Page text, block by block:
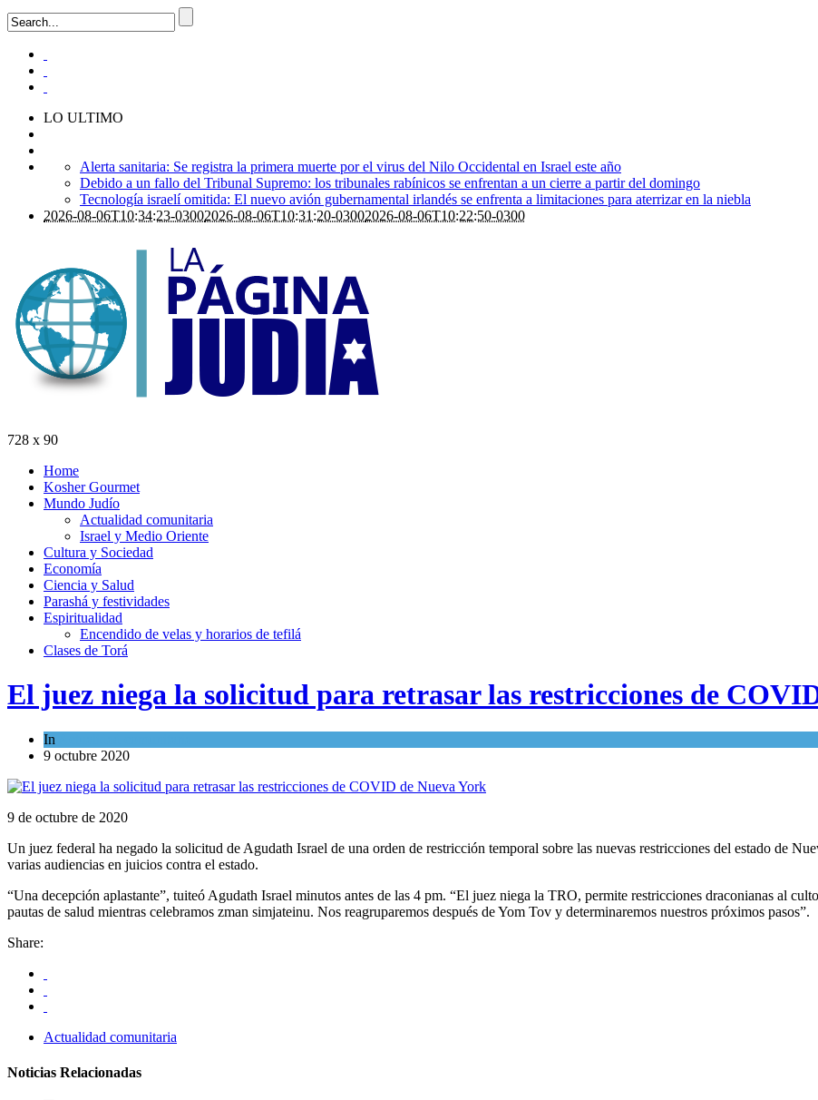
LO ULTIMO
Alerta sanitaria: Se registra la primera muerte por el virus del Nilo Occidental en Israel este año
Debido a un fallo del Tribunal Supremo: los tribunales rabínicos se enfrentan a un cierre a partir del domingo
Tecnología israelí omitida: El nuevo avión gubernamental irlandés se enfrenta a limitaciones para aterrizar en la niebla
2026-08-06T10:34:23-03002026-08-06T10:31:20-03002026-08-06T10:22:50-0300
728 x 90
Home
Kosher Gourmet
Mundo Judío
Actualidad comunitaria
Israel y Medio Oriente
Cultura y Sociedad
Economía
Ciencia y Salud
Parashá y festividades
Espiritualidad
Encendido de velas y horarios de tefilá
Clases de Torá
El juez niega la solicitud para retrasar las restricciones de
In
9 octubre 2020
9 de octubre de 2020
Un juez federal ha negado la solicitud de Agudath Israel de una orden de restricción temporal sobre las nuevas restricciones del estado de
varias audiencias en juicios contra el estado.
“Una decepción aplastante”, tuiteó Agudath Israel minutos antes de las 4 pm. “El juez niega la TRO, permite restricciones draconianas al
pautas de salud mientras celebramos zman simjateinu. Nos reagruparemos después de Yom Tov y determinaremos nuestros próximos pasos”.
Share:
Actualidad comunitaria
Noticias Relacionadas